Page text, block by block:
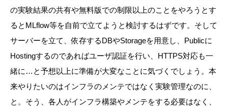
の実験結果の共有や無料版での制限以上のことをやろうとす
るとMLflow等を自前で立てようと検討するはずです。そして
サーバーを立て、依存するDBやStorageを用意し、Publicに
Hostingするのであればユーザ認証を行い、HTTPS対応も一
緒に…と予想以上に準備が大変なことに気づくでしょう。本
来やりたいのはインフラのメンテではなく実験管理なのに、
と。そう、各人がインフラ構築やメンテをする必要はなく、